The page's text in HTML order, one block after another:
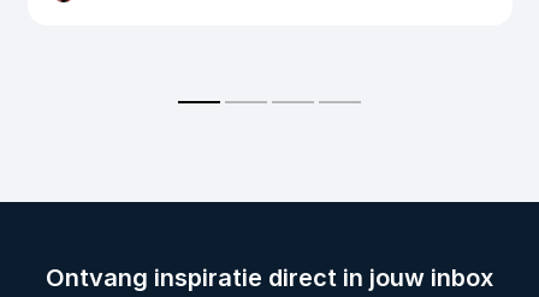
Ontvang inspiratie direct in jouw inbox